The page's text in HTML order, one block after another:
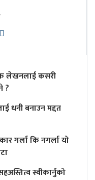
लेखनलाई कसरी
?
धनी बनाउन मद्दत
गर्ला कि नगर्ला यो
स्वीकार्नुको